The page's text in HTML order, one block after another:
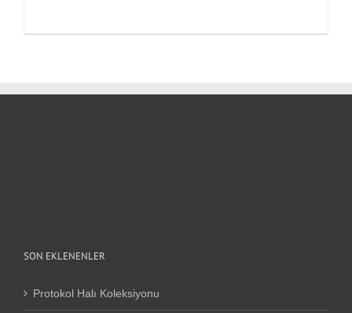
SON EKLENENLER
Protokol Halı Koleksiyonu